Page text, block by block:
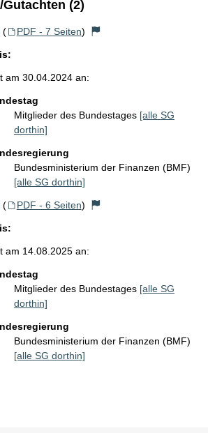
(2)
( PDF - 7 Seiten)
am 30.04.2024 an:
Mitglieder des Bundestages [alle SG
dorthin]
Bundesministerium der Finanzen (BMF)
[alle SG dorthin]
( PDF - 6 Seiten)
am 14.08.2025 an:
Mitglieder des Bundestages [alle SG
dorthin]
Bundesministerium der Finanzen (BMF)
[alle SG dorthin]